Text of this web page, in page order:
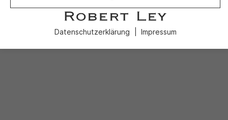
Datenschutzerklärung Impressum